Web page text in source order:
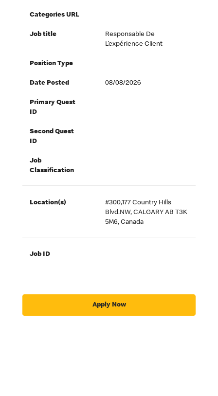
Categories URL
Job title
Responsable De
L’expérience Client
Position Type
Date Posted 08/08/2026
Primary Quest
ID
Second Quest
ID
Job
Classification
Location(s)
#300,177 Country Hills
Blvd.NW, CALGARY AB T3K
5M6, Canada
Job ID
Apply Now